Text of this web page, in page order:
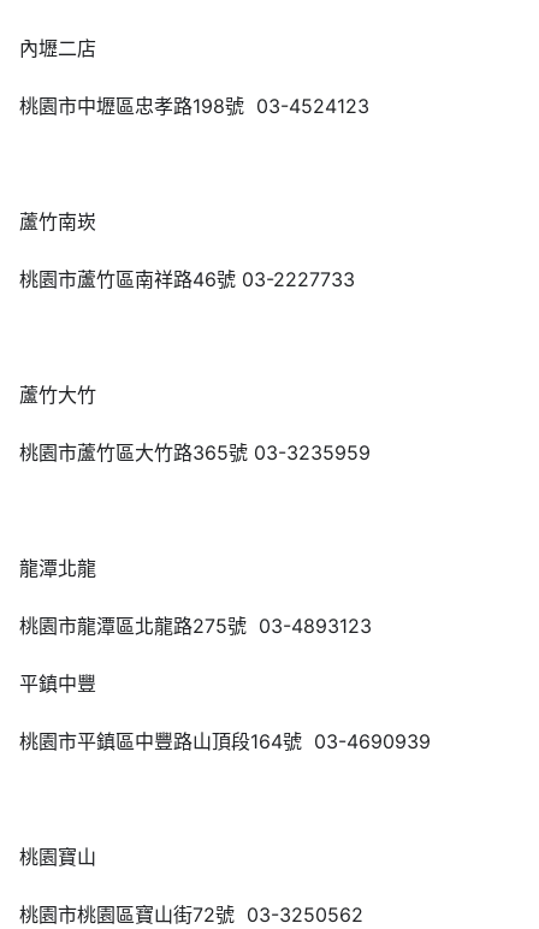
內壢二店
桃園市中壢區忠孝路198號 03-4524123
蘆竹南崁
桃園市蘆竹區南祥路46號 03-2227733
蘆竹大竹
桃園市蘆竹區大竹路365號 03-3235959
龍潭北龍
桃園市龍潭區北龍路275號 03-4893123
平鎮中豐
桃園市平鎮區中豐路山頂段164號 03-4690939
桃園寶山
桃園市桃園區寶山街72號 03-3250562